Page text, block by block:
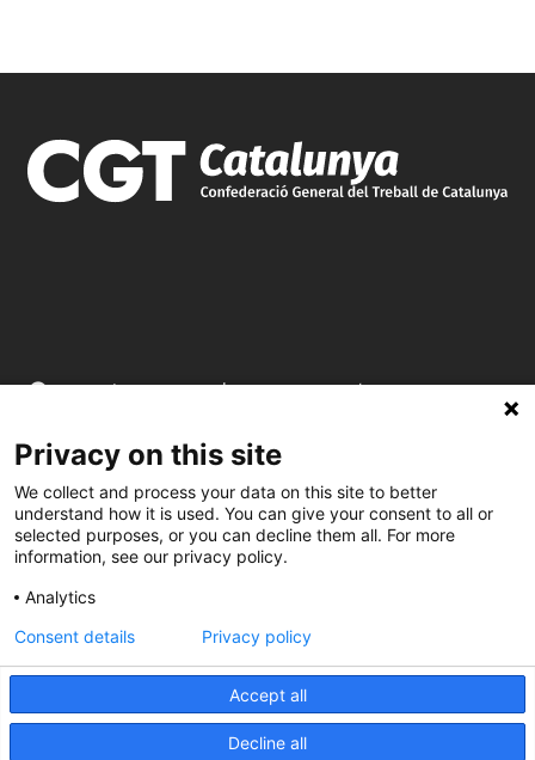
C/ Burgos 59, Baixos – 08014 Barcelona
spccc@spcgtcatalunya.cat
935 120 481
cgtcatalunya
CGTCatalunya
cgtcatalunya
Privacy on this site
We collect and process your data on this site to better
understand how it is used. You can give your consent to all or
selected purposes, or you can decline them all. For more
information, see our privacy policy.
Analytics
Accept all
Decline all
Consent details Privacy policy